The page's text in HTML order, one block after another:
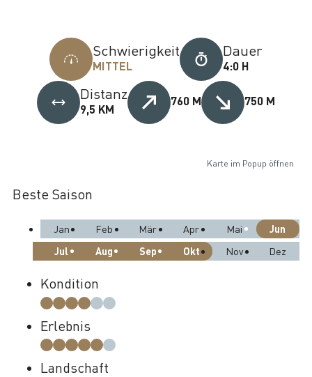
Schwierigkeit
MITTEL
Dauer
4:0 H
Distanz
9,5 KM
760 M 750 M
Karte im Popup öffnen
Beste Saison
Jan Feb Mär Apr Mai
Jun
Jul
Aug Sep Okt Nov Dez
Kondition
Erlebnis
Landschaft